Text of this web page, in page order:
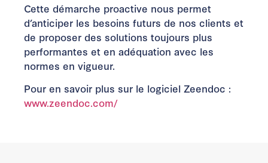
Cette démarche proactive nous permet
d’anticiper les besoins futurs de nos clients et
de proposer des solutions toujours plus
performantes et en adéquation avec les
normes en vigueur.
Pour en savoir plus sur le logiciel Zeendoc :
www.zeendoc.com/